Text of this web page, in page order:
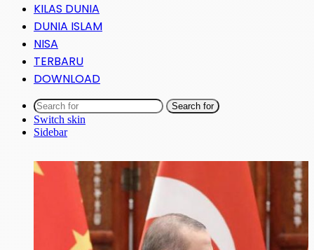
KILAS DUNIA
DUNIA ISLAM
NISA
TERBARU
DOWNLOAD
Search for
Switch skin
Sidebar